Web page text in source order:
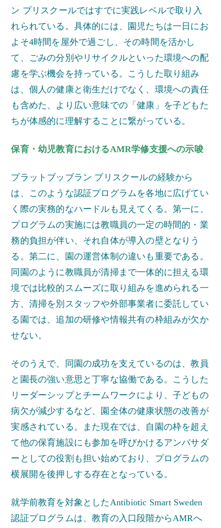
ン プリスクールではすでに実践レベルで取り入
れられている。具体的には、園児たちは一日にお
よそ4時間を屋外で過ごし、その時間を活かし
て、ごみの分別やリサイクルといった環境への配
慮を学ぶ機会を持っている。こうした取り組み
は、個人の健康と衛生だけでなく、環境への責任
も含めた、より広い意味での「健康」を子どもた
ちが体感的に理解することに繋がっている。
保育・幼児教育におけるAMR学修支援への示唆
プラットブッブラン プリスクールの経験から
は、このような認証プログラムを各地に広げてい
く際の実務的なハードルも見えてくる。第一に、
プログラムの実施には教職員の一定の時間的・業
務的負担が伴い、それ自体が導入の壁となりう
る。第二に、園の運営体制の違いも重要である。
同園のように教職員が清掃まで一体的に担える環
境では比較的スムーズに取り組みを進められる一
方、清掃を別スタッフや外部事業者に委託してい
る園では、追加の研修や情報共有の枠組みが欠か
せない。
そのうえで、同園の成功を支えているのは、教員
と園長の強い意思と丁寧な協働である。こうした
リーダーシップとチームワークにより、子どもの
病欠が減少するなど、園全体の健康状態の改善が
実感されている。また現在では、自園の枠を超え
て他の保育施設にも参加を呼びかけるアンバサダ
ーとしての役割も担い始めており、プログラムの
横展開を後押しする存在となっている。
就学前教育を対象としたAntibiotic Smart Sweden
認証プログラムは、教育の入口段階からAMRへ